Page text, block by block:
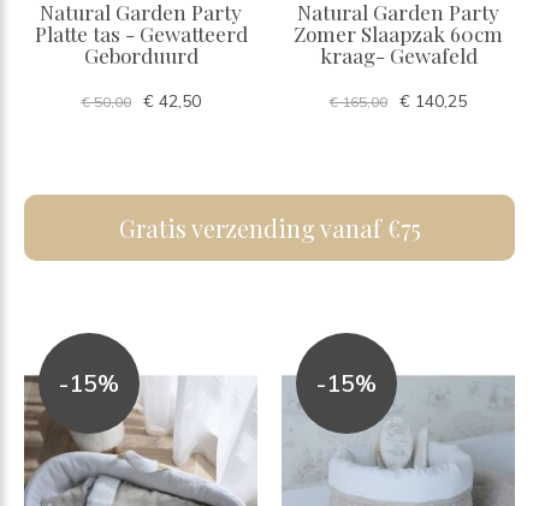
Natural Garden Party
Platte tas - Gewatteerd
Geborduurd
€ 50,00 € 42,50
Natural Garden Party
Zomer Slaapzak 60cm
kraag- Gewafeld
€ 165,00 € 140,25
Gratis verzending vanaf €75
-15% -15%